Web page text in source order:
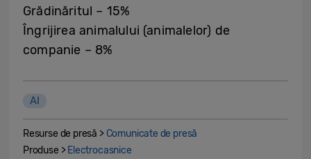
Grădinăritul – 15%
Îngrijirea animalului (animalelor) de
companie – 8%
AI
Resurse de presă > Comunicate de presă
Produse > Electrocasnice